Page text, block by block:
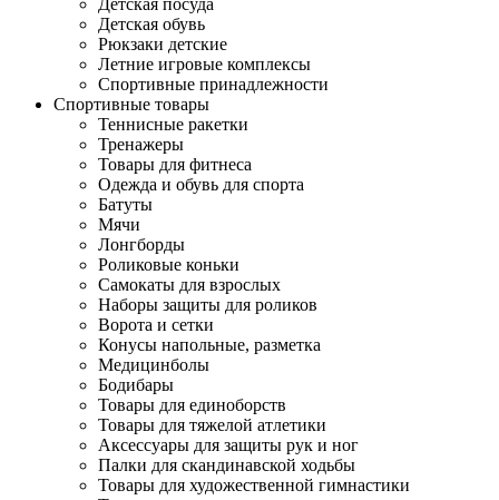
Детская посуда
Детская обувь
Рюкзаки детские
Летние игровые комплексы
Спортивные принадлежности
Спортивные товары
Теннисные ракетки
Тренажеры
Товары для фитнеса
Одежда и обувь для спорта
Батуты
Мячи
Лонгборды
Роликовые коньки
Самокаты для взрослых
Наборы защиты для роликов
Ворота и сетки
Конусы напольные, разметка
Медицинболы
Бодибары
Товары для единоборств
Товары для тяжелой атлетики
Аксессуары для защиты рук и ног
Палки для скандинавской ходьбы
Товары для художественной гимнастики